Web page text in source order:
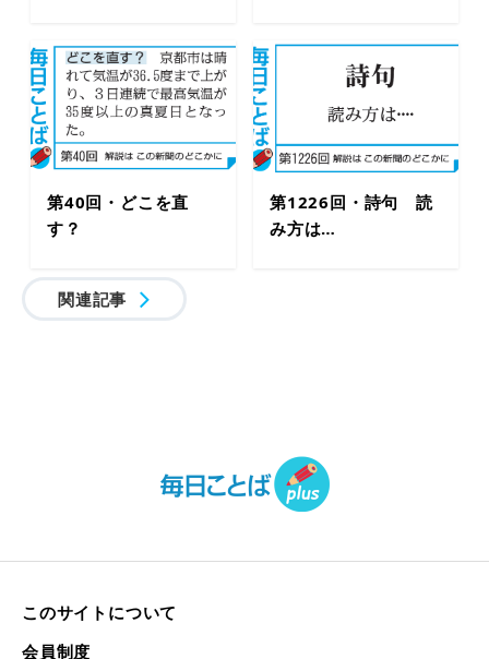
第40回・どこを直
す？
第1226回・詩句 読
み方は…
関連記事
このサイトについて
会員制度